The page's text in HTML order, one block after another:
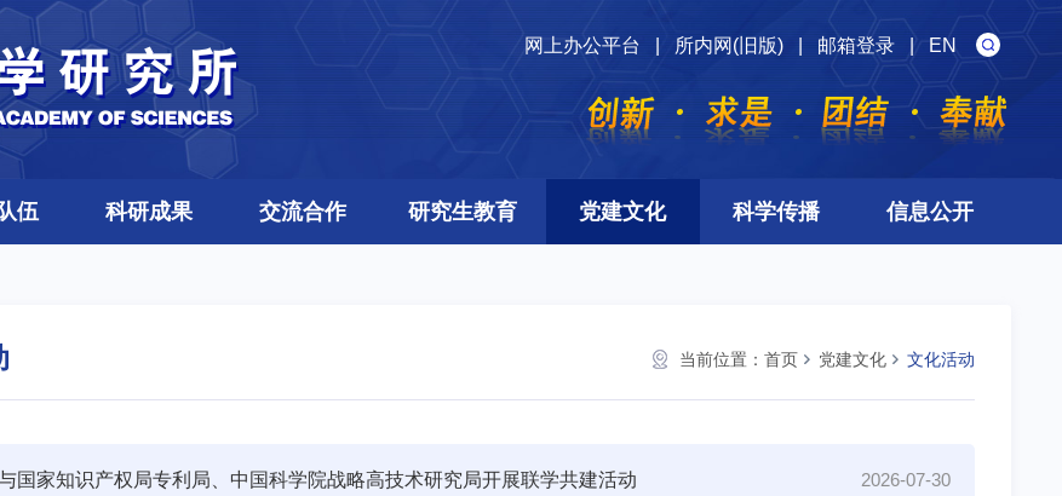
网上办公平台 所内网(旧版) 邮箱登录 |EN
伍 科研成果 交流合作 研究生教育 党建文化 科学传播 信息公开
当前位置： 首页 党建文化 文化活动
国家知识产权局专利局、中国科学院战略高技术研究局开展联学共建活动 2026-07-30